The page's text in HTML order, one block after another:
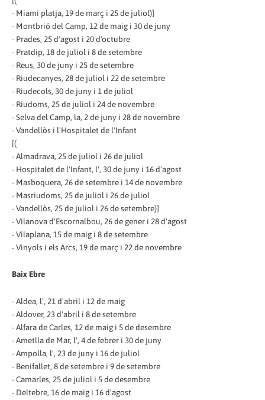
- Miami platja, 19 de març i 25 de juliol)]
- Montbrió del Camp, 12 de maig i 30 de juny
- Prades, 25 d'agost i 20 d'octubre
- Pratdip, 18 de juliol i 8 de setembre
- Reus, 30 de juny i 25 de setembre
- Riudecanyes, 28 de juliol i 22 de setembre
- Riudecols, 30 de juny i 1 de juliol
- Riudoms, 25 de juliol i 24 de novembre
- Selva del Camp, la, 2 de juny i 28 de novembre
- Vandellòs i l'Hospitalet de l'Infant
[(
- Almadrava, 25 de juliol i 26 de juliol
- Hospitalet de l'Infant, l', 30 de juny i 16 d'agost
- Masboquera, 26 de setembre i 14 de novembre
- Masriudoms, 25 de juliol i 26 de juliol
- Vandellòs, 25 de juliol i 26 de setembre)]
- Vilanova d'Escornalbou, 26 de gener i 28 d'agost
- Vilaplana, 15 de maig i 8 de setembre
- Vinyols i els Arcs, 19 de març i 22 de novembre
Baix Ebre
- Aldea, l', 21 d'abril i 12 de maig
- Aldover, 23 d'abril i 8 de setembre
- Alfara de Carles, 12 de maig i 5 de desembre
- Ametlla de Mar, l', 4 de febrer i 30 de juny
- Ampolla, l', 23 de juny i 16 de juliol
- Benifallet, 8 de setembre i 9 de setembre
- Camarles, 25 de juliol i 5 de desembre
- Deltebre, 16 de maig i 16 d'agost